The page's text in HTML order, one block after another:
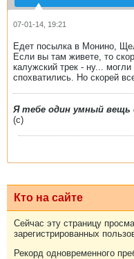
07-01-14, 19:21
Едет посылка в Монино,
Если вы там живете, то
калужский трек - ну...
спохватились. Но скорей
Я тебе один умный вещь
(с)
Кто на сайте
Сейчас эту страницу
зарегистрированных
Рекорд одновременного